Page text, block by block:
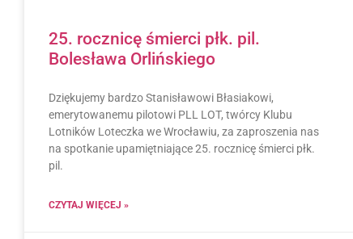
25. rocznicę śmierci płk. pil.
Bolesława Orlińskiego
Dziękujemy bardzo Stanisławowi Błasiakowi,
emerytowanemu pilotowi PLL LOT, twórcy Klubu
Lotników Loteczka we Wrocławiu, za zaproszenia nas
na spotkanie upamiętniające 25. rocznicę śmierci płk.
pil.
CZYTAJ WIĘCEJ »